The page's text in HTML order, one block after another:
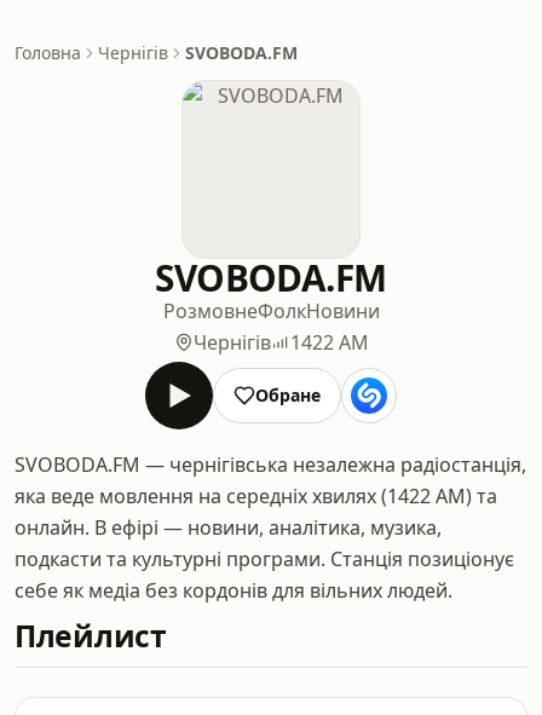
Головна Чернігів SVOBODA.FM
SVOBODA.FM
РозмовнеФолкНовини
Чернігів
1422 AM
Обране
SVOBODA.FM — чернігівська незалежна радіостанція,
яка веде мовлення на середніх хвилях (1422 AM) та
онлайн. В ефірі — новини, аналітика, музика,
подкасти та культурні програми. Станція позиціонує
себе як медіа без кордонів для вільних людей.
Плейлист